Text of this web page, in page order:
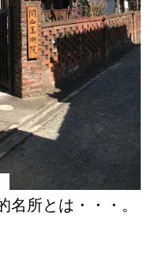
所とは・・・。